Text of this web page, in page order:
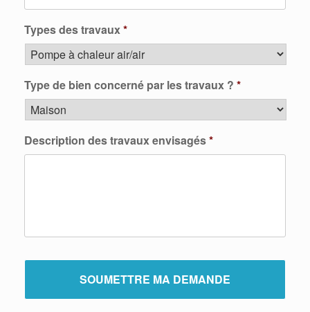
Types des travaux*
Type de bien concerné par les travaux ? *
Description des travaux envisagés*